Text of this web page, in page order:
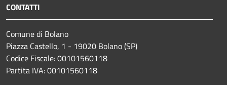
CONTATTI
Comune di Bolano
Piazza Castello, 1 - 19020 Bolano (SP)
Codice Fiscale: 00101560118
Partita IVA: 00101560118